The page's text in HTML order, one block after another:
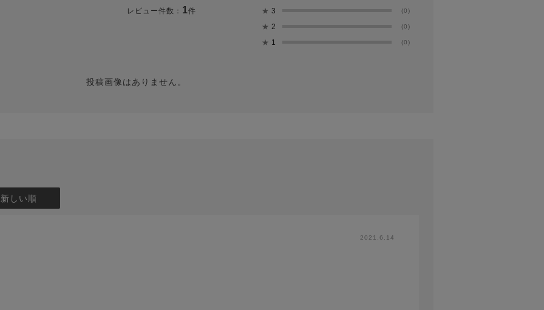
レビュー件数： 1件 ★ 3 (0)
★ 2 (0)
★ 1 (0)
投稿画像はありません。
しい順
2021.6.14